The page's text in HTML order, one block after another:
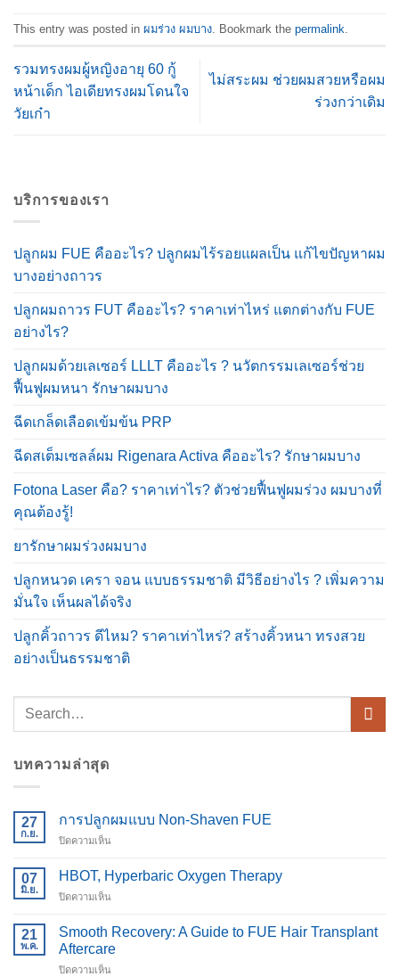
This entry was posted in ผมร่วง ผมบาง . Bookmark the permalink
รวมทรงผมผู้หญิงอายุ 60 กู้
หน้าเด็ก ไอเดียทรงผมโดนใจ
วัยเก๋า
ไม่สระผม ช่วยผมสวยหรือผม
ร่วงกว่าเดิม
บริการของเรา
ปลูกผม FUE คืออะไร? ปลูกผมไร้รอยแผลเป็น แก้ไขปัญหาผม
บางอย่างถาวร
ปลูกผมถาวร FUT คืออะไร? ราคาเท่าไหร่ แตกต่างกับ FUE
อย่างไร?
ปลูกผมด้วยเลเซอร์ LLLT คืออะไร ? นวัตกรรมเลเซอร์ช่วย
ฟื้นฟูผมหนา รักษาผมบาง
ฉีดเกล็ดเลือดเข้มข้น PRP
ฉีดสเต็มเซลล์ผม Rigenara Activa คืออะไร? รักษาผมบาง
Fotona Laser คือ? ราคาเท่าไร? ตัวช่วยฟื้นฟูผมร่วง ผมบางที่
คุณต้องรู้!
ยารักษาผมร่วงผมบาง
ปลูกหนวด เครา จอน แบบธรรมชาติ มีวิธีอย่างไร ? เพิ่มความ
มั่นใจ เห็นผลได้จริง
ปลูกคิ้วถาวร ดีไหม? ราคาเท่าไหร่? สร้างคิ้วหนา ทรงสวย
อย่างเป็นธรรมชาติ
บทความล่าสุด
27
ก.ย.
การปลูกผมแบบ Non-Shaven FUE
ปิดความเห็น
ปลูก
ผม
แบบ
Shaven
FUE
07
มิ.ย.
HBOT, Hyperbaric Oxygen Therapy
ปิดความเห็น
Hyperbaric
Therapy
21
พ.ค.
Smooth Recovery: A Guide to FUE Hair Transplant
Aftercare
ปิดความเห็น